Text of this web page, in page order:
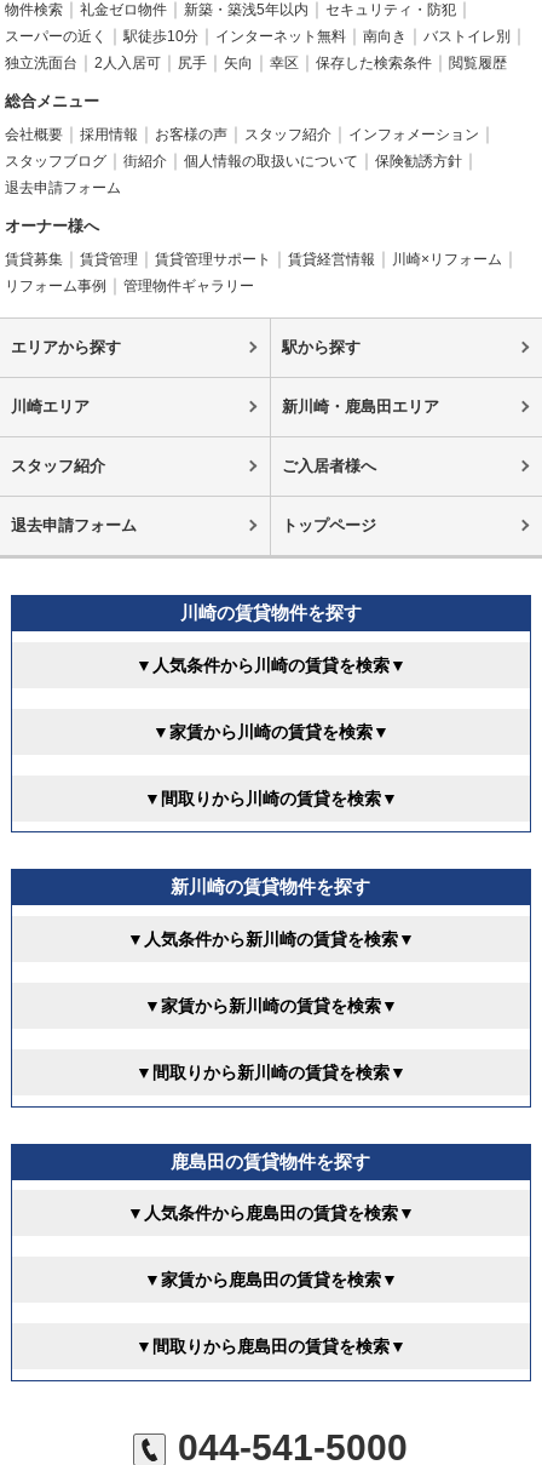
物件検索 礼金ゼロ物件 新築・築浅5年以内
セキュリティ・防犯
スーパーの近く
駅徒歩10分 インターネット無料 南向き
バストイレ別
独立洗面台
2人入居可 尻手 矢向 幸区 保存した検索条件 閲覧履歴
総合メニュー
会社概要 採用情報 お客様の声 スタッフ紹介
インフォメーション
スタッフブログ
街紹介 個人情報の取扱いについて
保険勧誘方針
退去申請フォーム
オーナー様へ
賃貸募集 賃貸管理 賃貸管理サポート 賃貸経営情報
川崎×リフォーム
リフォーム事例
管理物件ギャラリー
エリアから探す 駅から探す
川崎エリア 新川崎・鹿島田エリア
スタッフ紹介 ご入居者様へ
退去申請フォーム トップページ
川崎の賃貸物件を探す
▼人気条件から川崎の賃貸を検索▼
▼家賃から川崎の賃貸を検索▼
▼間取りから川崎の賃貸を検索▼
新川崎の賃貸物件を探す
▼人気条件から新川崎の賃貸を検索▼
▼家賃から新川崎の賃貸を検索▼
▼間取りから新川崎の賃貸を検索▼
鹿島田の賃貸物件を探す
▼人気条件から鹿島田の賃貸を検索▼
▼家賃から鹿島田の賃貸を検索▼
▼間取りから鹿島田の賃貸を検索▼
044-541-5000